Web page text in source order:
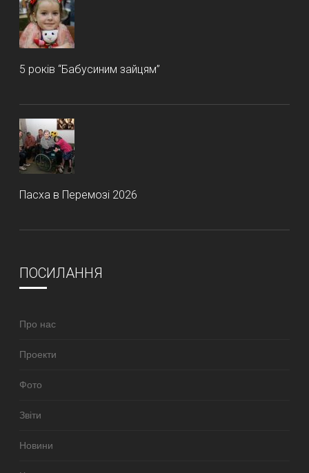
5 років “Бабусиним зайцям”
Пасха в Перемозі 2026
ПОСИЛАННЯ
Про нас
Проекти
Фото
Звіти
Новини